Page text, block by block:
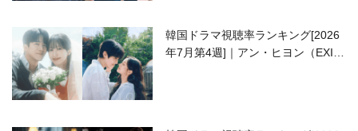
韓国ドラマ視聴率ランキング[2026
年7月第4週]｜アン・ヒヨン（EXID